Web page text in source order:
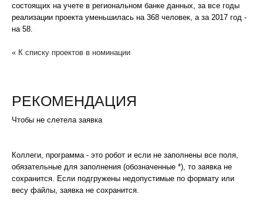
состоящих на учете в региональном банке данных, за все годы
реализации проекта уменьшилась на 368 человек, а за 2017 год -
на 58.
« К списку проектов в номинации
РЕКОМЕНДАЦИЯ
Чтобы не слетела заявка
Коллеги, программа - это робот и если не заполнены все поля,
обязательные для заполнения (обозначенные *), то заявка не
сохранится. Если подгружены недопустимые по формату или
весу файлы, заявка не сохранится.